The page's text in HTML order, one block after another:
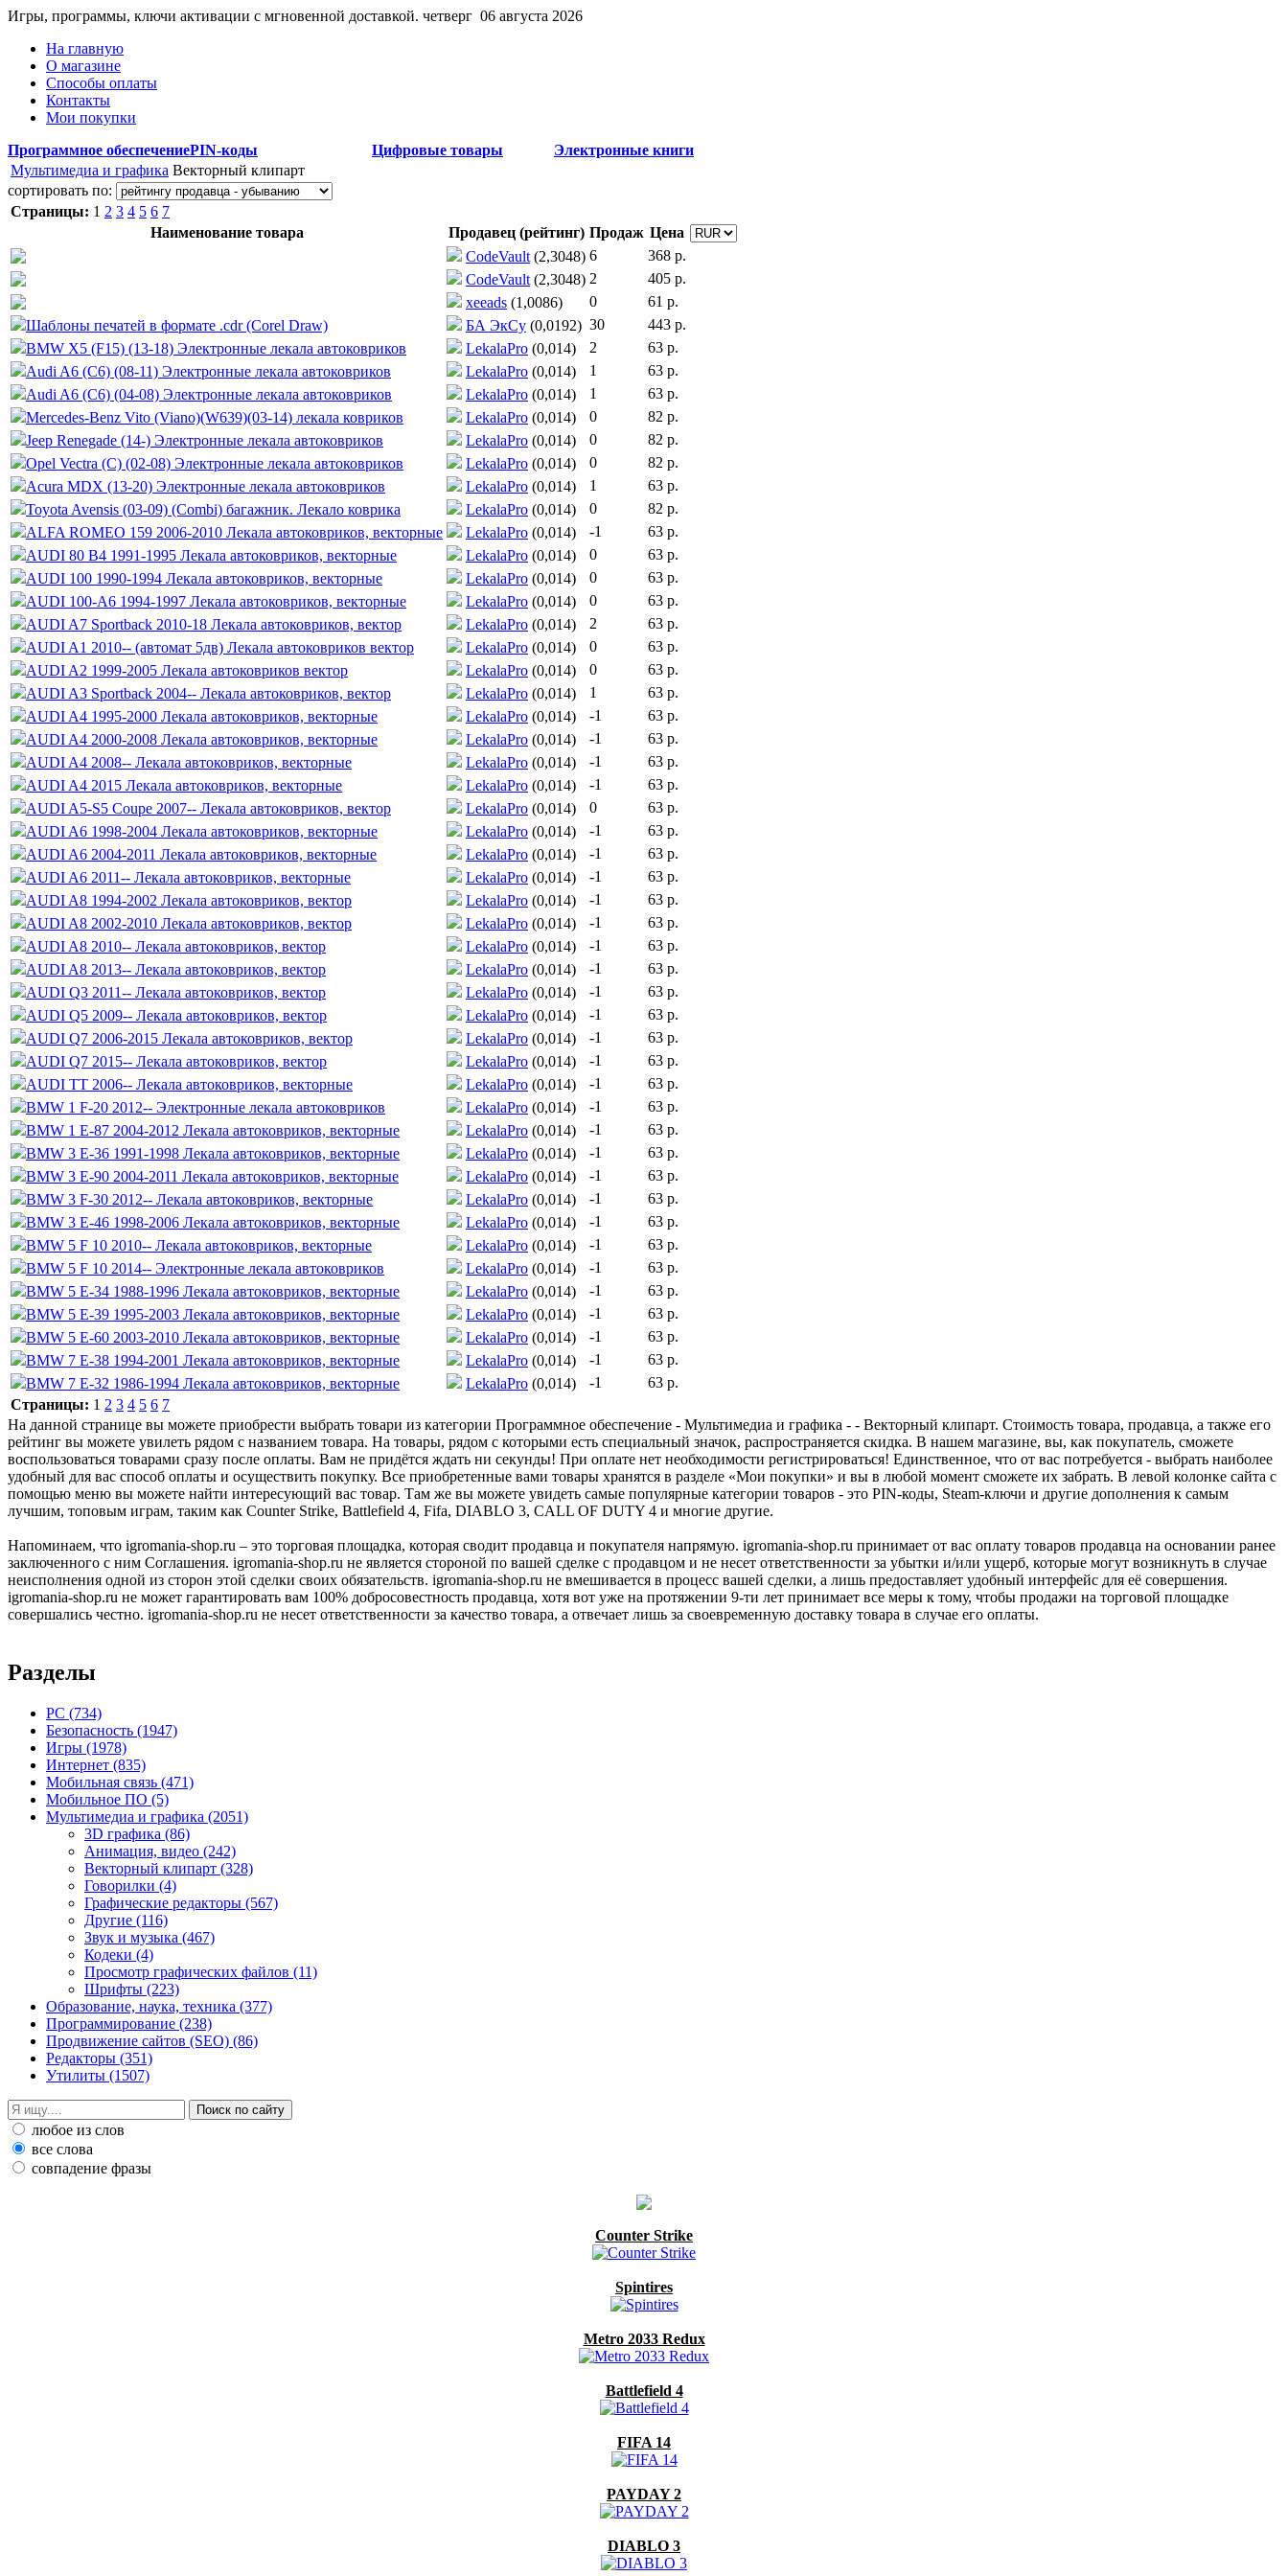
Игры, программы, ключи активации с мгновенной доставкой. четверг 06 августа 2026
На главную
О магазине
Способы оплаты
Контакты
Мои покупки
Программное обеспечениеPIN-коды Цифровые товары
Электронные книги
Мультимедиа и графика Векторный клипарт
сортировать по:
Страницы: 1 2 3 4 5 6 7
Наименование товара
Продавец (рейтинг) Продаж Цена
CodeVault (2,3048) 6
368 р.
CodeVault (2,3048) 2
405 р.
xeeads (1,0086) 0
61 р.
Шаблоны печатей в формате .cdr (Corel Draw)
БА ЭкСу (0,0192) 30
443 р.
BMW X5 (F15) (13-18) Электронные лекала автоковриков
LekalaPro (0,014) 2
63 р.
Audi A6 (C6) (08-11) Электронные лекала автоковриков
LekalaPro (0,014) 1
63 р.
Audi A6 (C6) (04-08) Электронные лекала автоковриков
LekalaPro (0,014) 1
63 р.
Mercedes-Benz Vito (Viano)(W639)(03-14) лекала ковриков
LekalaPro (0,014) 0
82 р.
Jeep Renegade (14-) Электронные лекала автоковриков
LekalaPro (0,014) 0
82 р.
Opel Vectra (C) (02-08) Электронные лекала автоковриков
LekalaPro (0,014) 0
82 р.
Acura MDX (13-20) Электронные лекала автоковриков
LekalaPro (0,014) 1
63 р.
Toyota Avensis (03-09) (Combi) багажник. Лекало коврика
LekalaPro (0,014) 0
82 р.
ALFA ROMEO 159 2006-2010 Лекала автоковриков, векторные
LekalaPro (0,014) -1
63 р.
AUDI 80 B4 1991-1995 Лекала автоковриков, векторные
LekalaPro (0,014) 0
63 р.
AUDI 100 1990-1994 Лекала автоковриков, векторные
LekalaPro (0,014) 0
63 р.
AUDI 100-A6 1994-1997 Лекала автоковриков, векторные
LekalaPro (0,014) 0
63 р.
AUDI A7 Sportbaсk 2010-18 Лекала автоковриков, вектор
LekalaPro (0,014) 2
63 р.
AUDI A1 2010-- (автомат 5дв) Лекала автоковриков вектор
LekalaPro (0,014) 0
63 р.
AUDI A2 1999-2005 Лекала автоковриков вектор
LekalaPro (0,014) 0
63 р.
AUDI A3 Sportback 2004-- Лекала автоковриков, вектор
LekalaPro (0,014) 1
63 р.
AUDI A4 1995-2000 Лекала автоковриков, векторные
LekalaPro (0,014) -1
63 р.
AUDI A4 2000-2008 Лекала автоковриков, векторные
LekalaPro (0,014) -1
63 р.
AUDI A4 2008-- Лекала автоковриков, векторные
LekalaPro (0,014) -1
63 р.
AUDI A4 2015 Лекала автоковриков, векторные
LekalaPro (0,014) -1
63 р.
AUDI A5-S5 Coupe 2007-- Лекала автоковриков, вектор
LekalaPro (0,014) 0
63 р.
AUDI A6 1998-2004 Лекала автоковриков, векторные
LekalaPro (0,014) -1
63 р.
AUDI A6 2004-2011 Лекала автоковриков, векторные
LekalaPro (0,014) -1
63 р.
AUDI A6 2011-- Лекала автоковриков, векторные
LekalaPro (0,014) -1
63 р.
AUDI A8 1994-2002 Лекала автоковриков, вектор
LekalaPro (0,014) -1
63 р.
AUDI A8 2002-2010 Лекала автоковриков, вектор
LekalaPro (0,014) -1
63 р.
AUDI A8 2010-- Лекала автоковриков, вектор
LekalaPro (0,014) -1
63 р.
AUDI A8 2013-- Лекала автоковриков, вектор
LekalaPro (0,014) -1
63 р.
AUDI Q3 2011-- Лекала автоковриков, вектор
LekalaPro (0,014) -1
63 р.
AUDI Q5 2009-- Лекала автоковриков, вектор
LekalaPro (0,014) -1
63 р.
AUDI Q7 2006-2015 Лекала автоковриков, вектор
LekalaPro (0,014) -1
63 р.
AUDI Q7 2015-- Лекала автоковриков, вектор
LekalaPro (0,014) -1
63 р.
AUDI TT 2006-- Лекала автоковриков, векторные
LekalaPro (0,014) -1
63 р.
BMW 1 F-20 2012-- Электронные лекала автоковриков
LekalaPro (0,014) -1
63 р.
BMW 1 Е-87 2004-2012 Лекала автоковриков, векторные
LekalaPro (0,014) -1
63 р.
BMW 3 E-36 1991-1998 Лекала автоковриков, векторные
LekalaPro (0,014) -1
63 р.
BMW 3 E-90 2004-2011 Лекала автоковриков, векторные
LekalaPro (0,014) -1
63 р.
BMW 3 F-30 2012-- Лекала автоковриков, векторные
LekalaPro (0,014) -1
63 р.
BMW 3 Е-46 1998-2006 Лекала автоковриков, векторные
LekalaPro (0,014) -1
63 р.
BMW 5 F 10 2010-- Лекала автоковриков, векторные
LekalaPro (0,014) -1
63 р.
BMW 5 F 10 2014-- Электронные лекала автоковриков
LekalaPro (0,014) -1
63 р.
BMW 5 Е-34 1988-1996 Лекала автоковриков, векторные
LekalaPro (0,014) -1
63 р.
BMW 5 Е-39 1995-2003 Лекала автоковриков, векторные
LekalaPro (0,014) -1
63 р.
BMW 5 Е-60 2003-2010 Лекала автоковриков, векторные
LekalaPro (0,014) -1
63 р.
BMW 7 E-38 1994-2001 Лекала автоковриков, векторные
LekalaPro (0,014) -1
63 р.
BMW 7 Е-32 1986-1994 Лекала автоковриков, векторные
LekalaPro (0,014) -1
63 р.
Страницы: 1 2 3 4 5 6 7
На данной странице вы можете приобрести выбрать товари из категории Программное обеспечение - Мультимедиа и графика - - Векторный клипарт. Стоимость товара, продавца, а также его
рейтинг вы можете увилеть рядом с названием товара. На товары, рядом с которыми есть специальный значок, распространяется скидка. В нашем магазине, вы, как покупатель, сможете
воспользоваться товарами сразу после оплаты. Вам не придётся ждать ни секунды! При оплате нет необходимости регистрироваться! Единственное, что от вас потребуется - выбрать наиболее
удобный для вас способ оплаты и осуществить покупку. Все приобретенные вами товары хранятся в разделе «Мои покупки» и вы в любой момент сможете их забрать. В левой колонке сайта с
помощью меню вы можете найти интересующий вас товар. Там же вы можете увидеть самые популярные категории товаров - это PIN-коды, Steam-ключи и другие дополнения к самым
лучшим, топовым играм, таким как Counter Strike, Battlefield 4, Fifa, DIABLO 3, CALL OF DUTY 4 и многие другие.
Напоминаем, что igromania-shop.ru – это торговая площадка, которая сводит продавца и покупателя напрямую. igromania-shop.ru принимает от вас оплату товаров продавца на основании ранее
заключенного с ним Соглашения. igromania-shop.ru не является стороной по вашей сделке с продавцом и не несет ответственности за убытки и/или ущерб, которые могут возникнуть в случае
неисполнения одной из сторон этой сделки своих обязательств. igromania-shop.ru не вмешивается в процесс вашей сделки, а лишь предоставляет удобный интерфейс для её совершения.
igromania-shop.ru не может гарантировать вам 100% добросовестность продавца, хотя вот уже на протяжении 9-ти лет принимает все меры к тому, чтобы продажи на торговой площадке
совершались честно. igromania-shop.ru не несет ответственности за качество товара, а отвечает лишь за своевременную доставку товара в случае его оплаты.
Разделы
PC (734)
Безопасность (1947)
Игры (1978)
Интернет (835)
Мобильная связь (471)
Мобильное ПО (5)
Мультимедиа и графика (2051)
3D графика (86)
Анимация, видео (242)
Векторный клипарт (328)
Говорилки (4)
Графические редакторы (567)
Другие (116)
Звук и музыка (467)
Кодеки (4)
Просмотр графических файлов (11)
Шрифты (223)
Образование, наука, техника (377)
Программирование (238)
Продвижение сайтов (SEO) (86)
Редакторы (351)
Утилиты (1507)
любое из слов
все слова
совпадение фразы
Counter Strike
Spintires
Metro 2033 Redux
Battlefield 4
FIFA 14
PAYDAY 2
DIABLO 3